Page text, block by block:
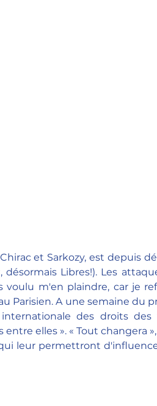
et Sarkozy, est depuis
Libres!). Les
voulu m'en plaindre, car je
Parisien. A une semaine du
des droits des
elles ». « Tout changera
leur permettront